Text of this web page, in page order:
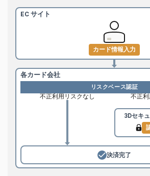
EC サイト
カード情報入力
各カード会社
リスクベース認証
不正利用リスクなし 不正
3Dセキ
決済完了